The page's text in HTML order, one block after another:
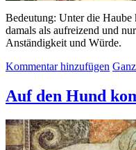
Bedeutung: Unter die Haube
damals als aufreizend und
Anständigkeit und Würde.
Kommentar hinzufügen
Auf den Hund